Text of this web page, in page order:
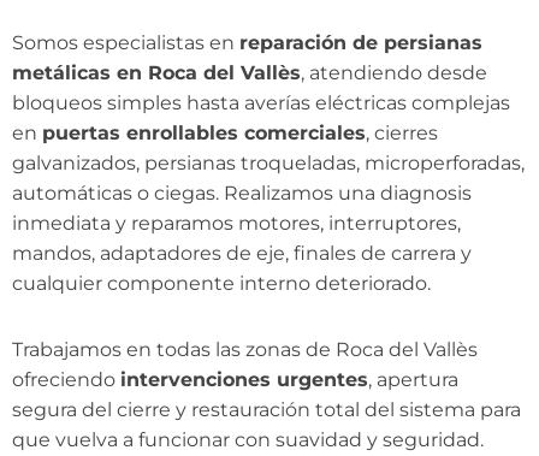
Somos especialistas en reparación de persianas
metálicas en Roca del Vallès, atendiendo desde
bloqueos simples hasta averías eléctricas complejas
en puertas enrollables comerciales, cierres
galvanizados, persianas troqueladas, microperforadas,
automáticas o ciegas. Realizamos una diagnosis
inmediata y reparamos motores, interruptores,
mandos, adaptadores de eje, finales de carrera y
cualquier componente interno deteriorado.
Trabajamos en todas las zonas de Roca del Vallès
ofreciendo intervenciones urgentes, apertura
segura del cierre y restauración total del sistema para
que vuelva a funcionar con suavidad y seguridad.